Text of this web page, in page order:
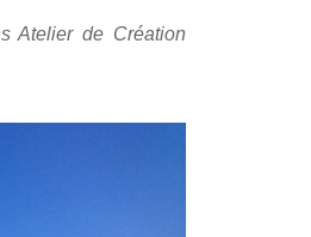
Atelier de Création